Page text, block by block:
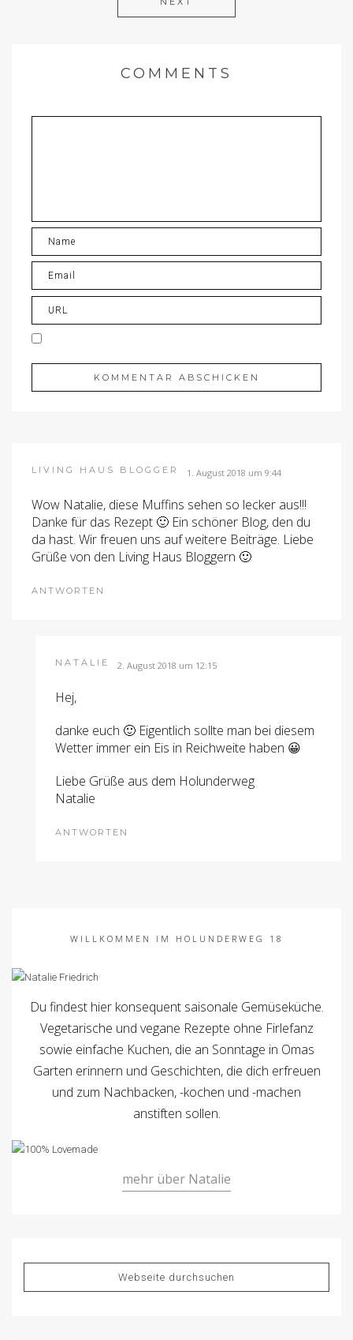
COMMENTS
LIVING HAUS BLOGGER 1. August 2018 um 9:44
Wow Natalie, diese Muffins sehen so lecker aus!!!
Danke für das Rezept 🙂 Ein schöner Blog, den du
da hast. Wir freuen uns auf weitere Beiträge. Liebe
Grüße von den Living Haus Bloggern 🙂
ANTWORTEN
NATALIE 2. August 2018 um 12:15
Hej,
danke euch 🙂 Eigentlich sollte man bei diesem
Wetter immer ein Eis in Reichweite haben 😀
Liebe Grüße aus dem Holunderweg
Natalie
ANTWORTEN
WILLKOMMEN IM HOLUNDERWEG 18
Du findest hier konsequent saisonale Gemüseküche.
Vegetarische und vegane Rezepte ohne Firlefanz
sowie einfache Kuchen, die an Sonntage in Omas
Garten erinnern und Geschichten, die dich erfreuen
und zum Nachbacken, -kochen und -machen
anstiften sollen.
mehr über Natalie